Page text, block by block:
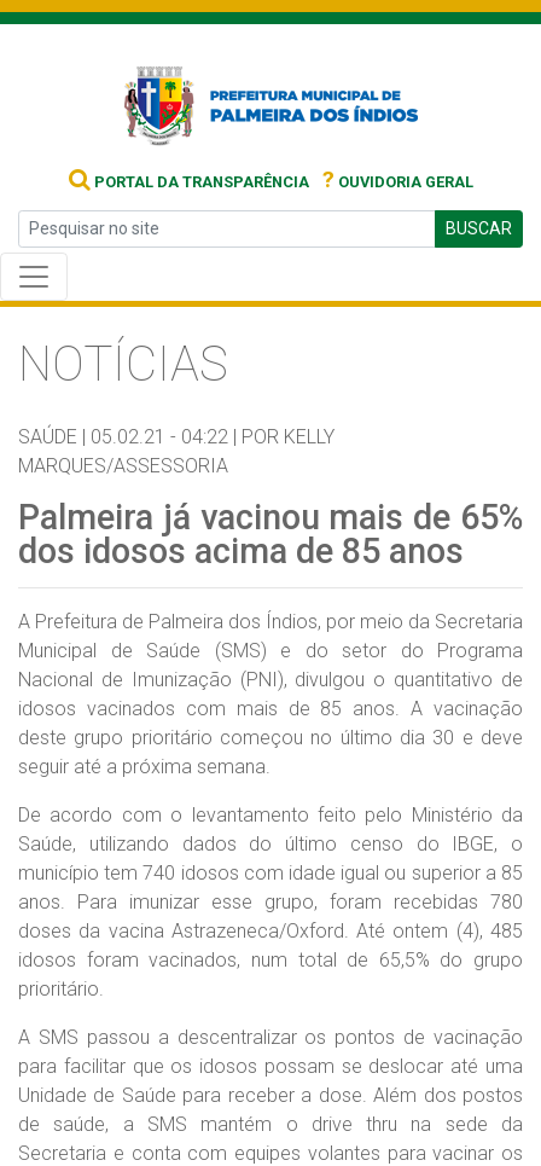
PORTAL DA TRANSPARÊNCIA ? OUVIDORIA GERAL
BUSCAR
NOTÍCIAS
SAÚDE | 05.02.21 - 04:22 | POR KELLY
MARQUES/ASSESSORIA
Palmeira já vacinou mais de 65%
dos idosos acima de 85 anos
A Prefeitura de Palmeira dos Índios, por meio da Secretaria
Municipal de Saúde (SMS) e do setor do Programa
Nacional de Imunização (PNI), divulgou o quantitativo de
idosos vacinados com mais de 85 anos. A vacinação
deste grupo prioritário começou no último dia 30 e deve
seguir até a próxima semana.
De acordo com o levantamento feito pelo Ministério da
Saúde, utilizando dados do último censo do IBGE, o
município tem 740 idosos com idade igual ou superior a 85
anos. Para imunizar esse grupo, foram recebidas 780
doses da vacina Astrazeneca/Oxford. Até ontem (4), 485
idosos foram vacinados, num total de 65,5% do grupo
prioritário.
A SMS passou a descentralizar os pontos de vacinação
para facilitar que os idosos possam se deslocar até uma
Unidade de Saúde para receber a dose. Além dos postos
de saúde, a SMS mantém o drive thru na sede da
Secretaria e conta com equipes volantes para vacinar os